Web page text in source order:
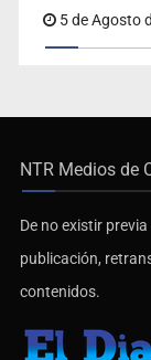
5 de Agosto
NTR Medios de
De no existir
publicación,
contenidos.